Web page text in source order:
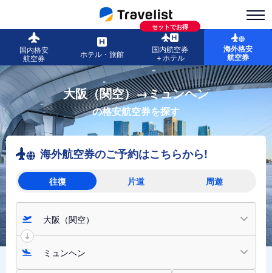
国内格安
航空券
ホテル・旅館
セットでお得
国内航空券
＋ホテル
海外格安
航空券
大阪（関空）→ミュンヘン
の格安航空券を探す
海外航空券のご予約はこちらから!
往復 片道 周遊
大阪（関空）
ミュンヘン